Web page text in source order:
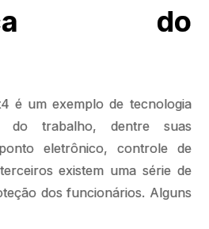
do
é um exemplo de tecnologia
do trabalho, dentre suas
eletrônico, controle de
existem uma série de
dos funcionários. Alguns